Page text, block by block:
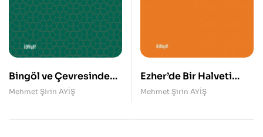
Bingöl ve Çevresinde
Halidîlik
Mehmet Şirin AYİŞ
Ezher’de Bir Halveti
Şeyhi Ahmed Ed-Derdir
Mehmet Şirin AYİŞ